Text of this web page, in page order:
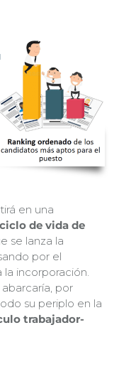
en una
de vida de
se lanza la
por el
incorporación.
por
su periplo en la
trabajador-